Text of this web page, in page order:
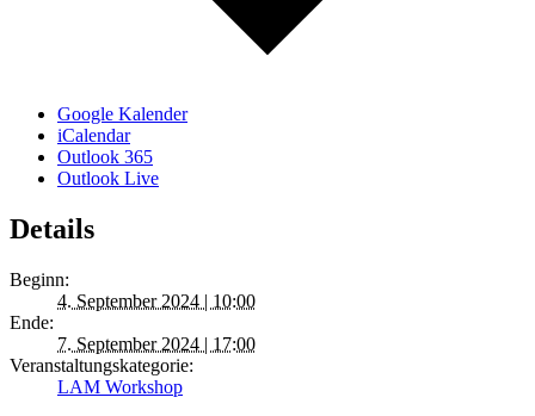
Google Kalender
iCalendar
Outlook 365
Outlook Live
Details
Beginn:
4. September 2024 | 10:00
Ende:
7. September 2024 | 17:00
Veranstaltungskategorie:
LAM Workshop